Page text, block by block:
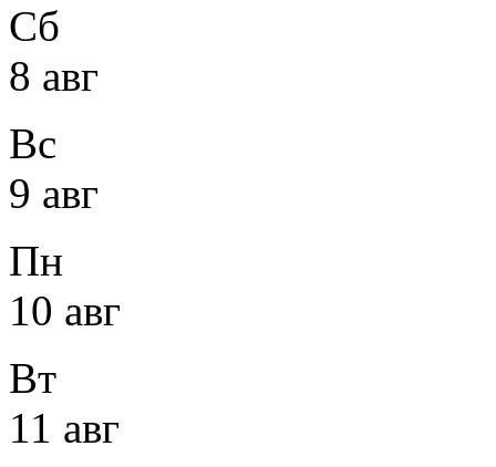
Сб
8 авг
Вс
9 авг
Пн
10 авг
Вт
11 авг